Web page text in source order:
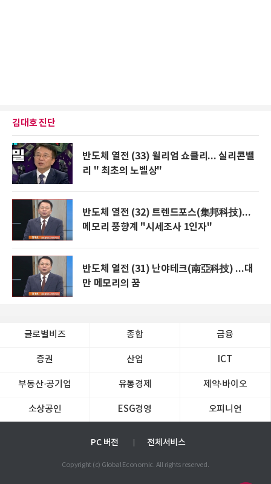
김대호 진단
반도체 열전 (33) 윌리엄 쇼클리... 실리콘밸
리 " 최초의 노벨상"
반도체 열전 (32) 트렌드포스(集邦科技)...
메모리 풍향계 "시세조사 1인자"
반도체 열전 (31) 난야테크(南亞科技) ...대
만 메모리의 꿈
글로벌비즈 종합 금융
증권 산업 ICT
부동산·공기업 유통경제 제약∙바이오
소상공인 ESG경영 오피니언
PC 버전 전체서비스
Copyright (c) Global Economic. All rights reserved.